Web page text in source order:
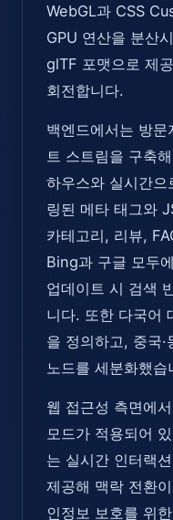
WebGL과 CSS
GPU 연산을 분산
glTF 포맷으로 제
회전합니다.
백엔드에서는 방
트 스트림을 구축
하우스와 실시간
링된 메타 태그와
카테고리, 리뷰,
Bing과 구글 모두
업데이트 시 검색
니다. 또한 다국어
을 정의하고, 중국
노드를 세분화했습
웹 접근성 측면에
모드가 적용되어
는 실시간 인터랙
제공해 맥락 전환
인정보 보호를 위